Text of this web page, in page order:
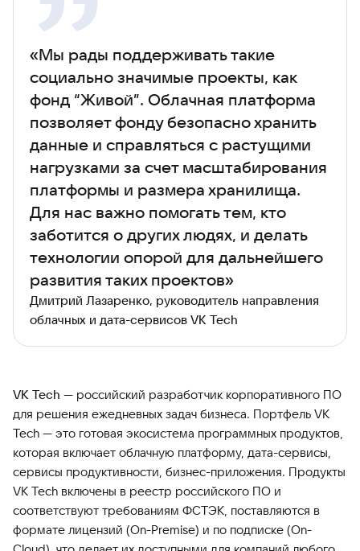
«Мы рады поддерживать такие
социально значимые проекты, как
фонд “Живой”. Облачная платформа
позволяет фонду безопасно хранить
данные и справляться с растущими
нагрузками за счет масштабирования
платформы и размера хранилища.
Для нас важно помогать тем, кто
заботится о других людях, и делать
технологии опорой для дальнейшего
развития таких проектов»
Дмитрий Лазаренко, руководитель направления
облачных и дата-сервисов VK Tech
VK Tech — российский разработчик корпоративного ПО
для решения ежедневных задач бизнеса. Портфель VK
Tech — это готовая экосистема программных продуктов,
которая включает облачную платформу, дата-сервисы,
сервисы продуктивности, бизнес-приложения. Продукты
VK Tech включены в реестр российского ПО и
соответствуют требованиям ФСТЭК, поставляются в
формате лицензий (On-Premise) и по подписке (On-